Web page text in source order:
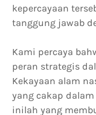
kepercayaan
tanggung jawab
Kami percaya
peran strategis
Kekayaan alam
yang cakap
inilah yang